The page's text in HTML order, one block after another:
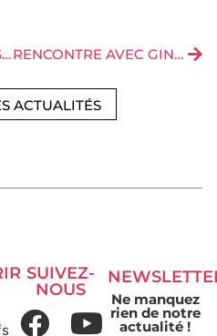
PALMARÈS 2023 : « BASSIFONDI » DE TRASH SECCO REMPORTE LE PRIX DU JURY ET LE PRIX JEUNES RENCONTRE AVEC GINEVRA BERSANI FRANCESCHETTI, CO-AUTRICE DU LIVRE « LE COÛT DE LA VIRILITÉ »
ACTUALITÉS
SUIVEZ-
NOUS
Ne manquez
rien de notre
actualité !